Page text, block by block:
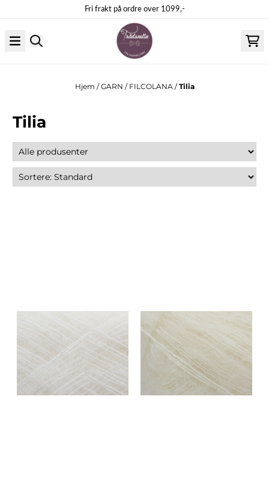
Fri frakt på ordre over 1099,-
Hjem /GARN / FILCOLANA /Tilia
Tilia